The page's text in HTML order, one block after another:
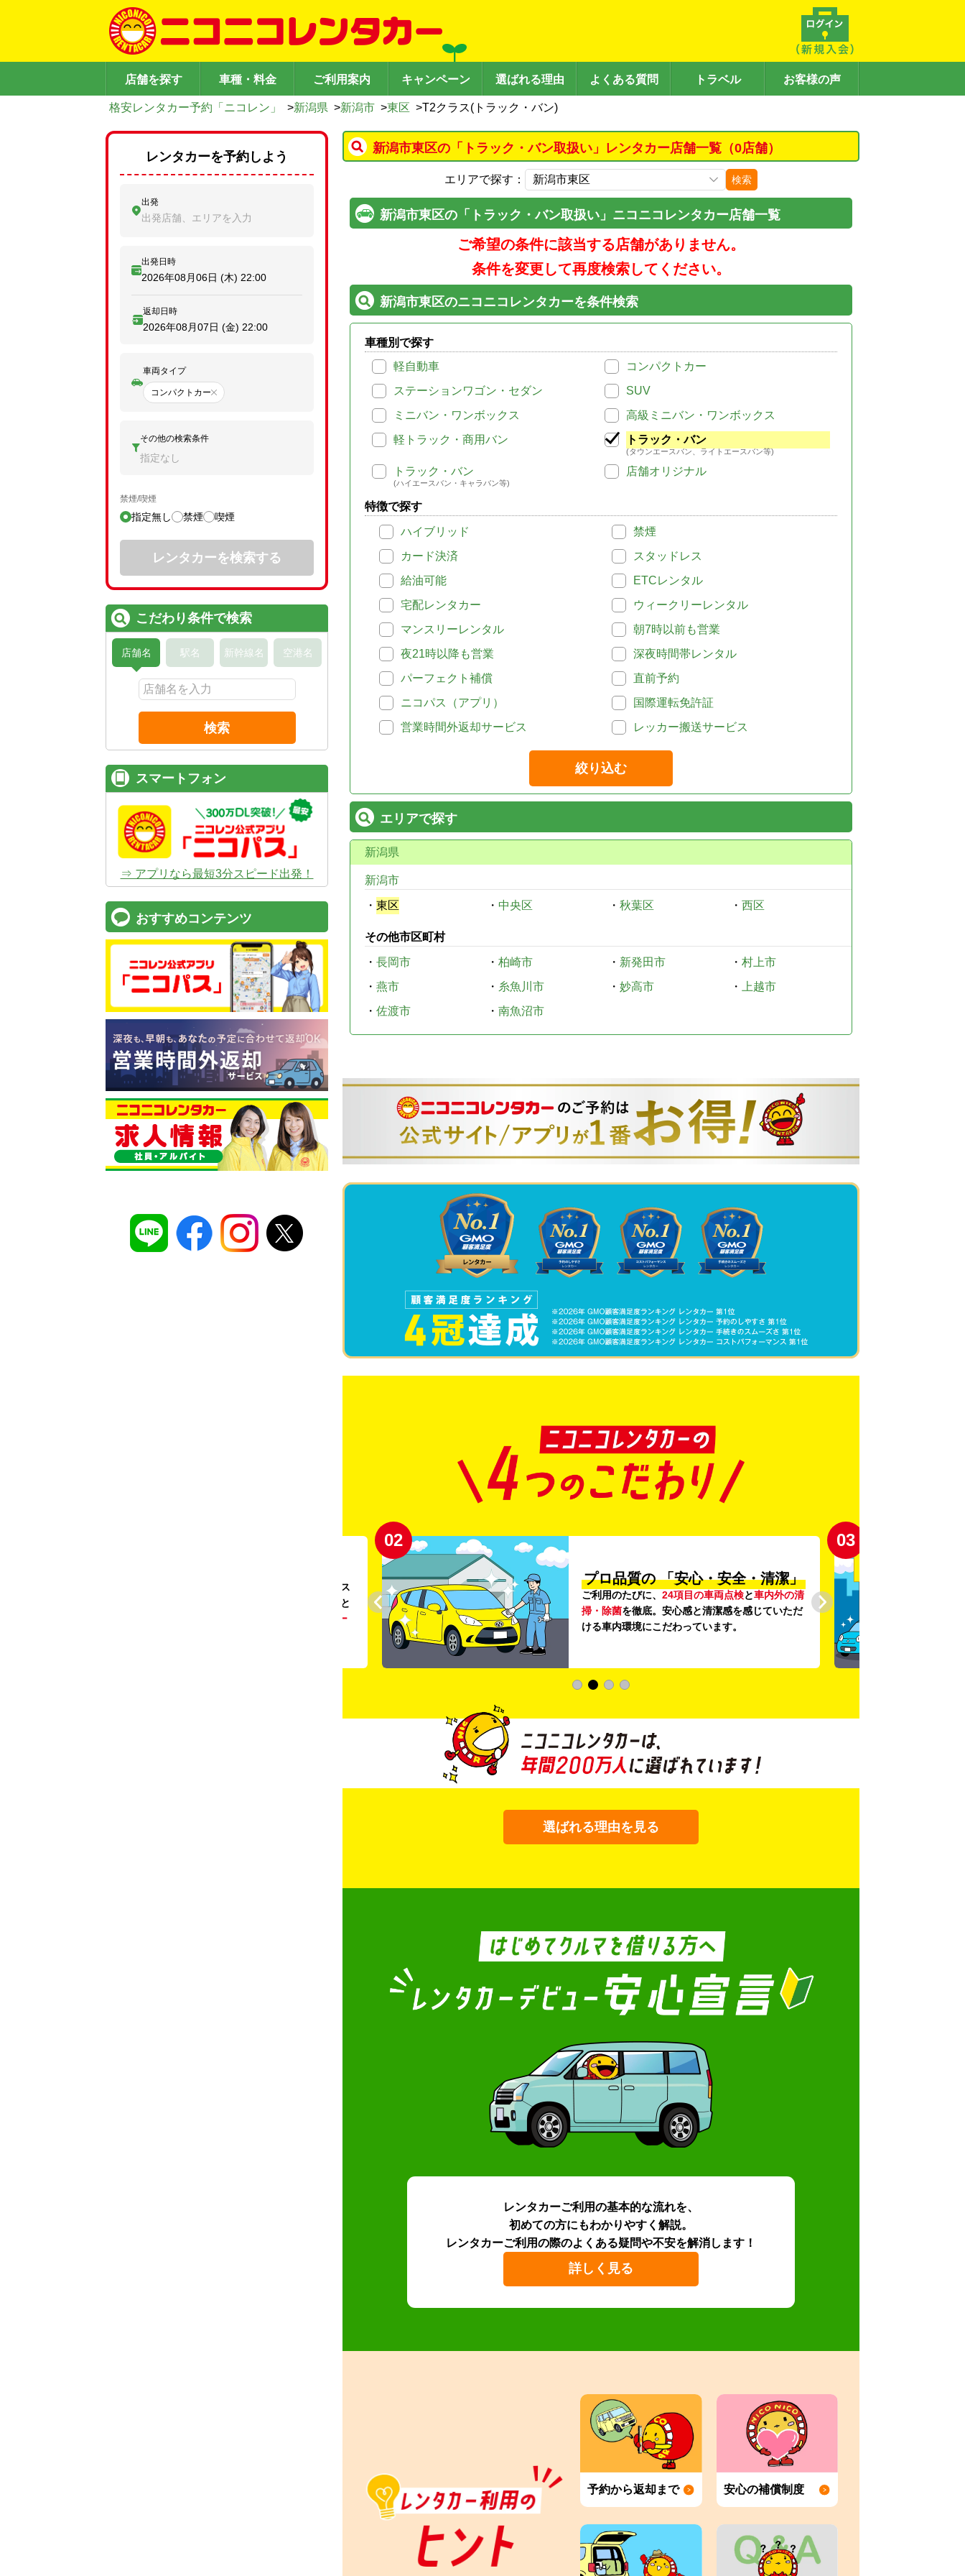
店舗を探す 車種・料金 ご利用案内 キャンペーン 選ばれる理由 よくある質問 トラベル お客様の声
格安レンタカー予約「ニコレン」 >新潟県 >新潟市 >東区 >T2クラス(トラック・バン)
新潟市東区の「トラック・バン取扱い」レンタカー店舗一覧（0店舗）
エリアで探す： 検索
新潟市東区の「トラック・バン取扱い」ニコニコレンタカー店舗一覧
ご希望の条件に該当する店舗がありません。
条件を変更して再度検索してください。
新潟市東区のニコニコレンタカーを条件検索
車種別で探す
軽自動車
コンパクトカー
ステーションワゴン・セダン
SUV
ミニバン・ワンボックス
高級ミニバン・ワンボックス
軽トラック・商用バン
トラック・バン
(タウンエースバン、ライトエースバン等)
トラック・バン
(ハイエースバン・キャラバン等)
店舗オリジナル
特徴で探す
ハイブリッド
禁煙
カード決済
スタッドレス
給油可能
ETCレンタル
宅配レンタカー
ウィークリーレンタル
マンスリーレンタル
朝7時以前も営業
夜21時以降も営業
深夜時間帯レンタル
パーフェクト補償
直前予約
ニコパス（アプリ）
国際運転免許証
営業時間外返却サービス
レッカー搬送サービス
絞り込む
エリアで探す
新潟県
新潟市
・ 東区 ・ 中央区 ・ 秋葉区 ・ 西区
その他市区町村
・ 長岡市 ・ 柏崎市 ・ 新発田市 ・ 村上市
・ 燕市 ・ 糸魚川市 ・ 妙高市 ・
上越市
・ 佐渡市 ・ 南魚沼市
。ガソリンス
タンドや整備工場の既存インフラを活用すること
リー
02
プロ品質の 「安心・安全・清潔」
ご利用のたびに、 24項目の車両点検と車内外の清
掃・除菌を徹底。安心感と清潔感を感じていただ
ける車内環境にこだわっています。
03
選ばれる理由を見る
レンタカーご利用の基本的な流れを、
初めての方にもわかりやすく解説。
レンタカーご利用の際のよくある疑問や不安を解消します！
詳しく見る
予約から返却まで 安心の補償制度
レンタカーを予約しよう
出発
出発店舗、エリアを入力
出発日時
2026年08月06日 (木) 22:00
返却日時
2026年08月07日 (金) 22:00
車両タイプ
コンパクトカー
その他の検索条件
指定なし
禁煙/喫煙
指定無し 禁煙 喫煙
レンタカーを検索する
こだわり条件で検索
店舗名 駅名 新幹線名 空港名
検索
スマートフォン
⇒ アプリなら最短3分スピード出発！
おすすめコンテンツ